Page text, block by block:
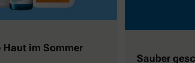
Haut im Sommer
Sauber